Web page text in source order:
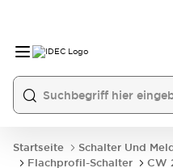
Startseite Schalter Und
Flachprofil-Schalter
CW